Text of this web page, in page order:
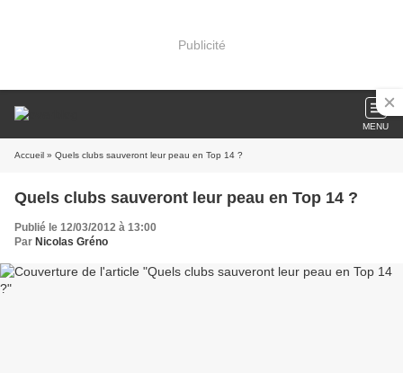
Publicité
MENU
Accueil » Quels clubs sauveront leur peau en Top 14 ?
Quels clubs sauveront leur peau en Top 14 ?
Publié le 12/03/2012 à 13:00
Par Nicolas Gréno